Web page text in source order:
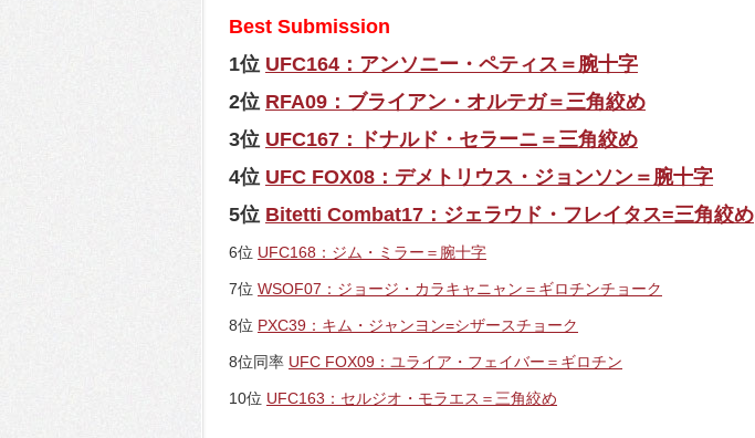
Best Submission
1位 UFC164：アンソニー・ペティス＝腕十字
2位 RFA09：ブライアン・オルテガ＝三角絞め
3位 UFC167：ドナルド・セラーニ＝三角絞め
4位 UFC FOX08：デメトリウス・ジョンソン＝腕十字
5位 Bitetti Combat17：ジェラウド・フレイタス=三角絞め
6位 UFC168：ジム・ミラー＝腕十字
7位 WSOF07：ジョージ・カラキャニャン＝ギロチンチョーク
8位 PXC39：キム・ジャンヨン=シザースチョーク
8位同率 UFC FOX09：ユライア・フェイバー＝ギロチン
10位 UFC163：セルジオ・モラエス＝三角絞め